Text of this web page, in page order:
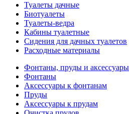
Туалеты дачные
Биотуалеты
Туалеты-ведра
Кабины туалетные
Сидения для дачных туалетов
Расходные материалы
Фонтаны, пруды и
Фонтаны
Аксессуары к фонтанам
Пруды
Аксессуары к прудам